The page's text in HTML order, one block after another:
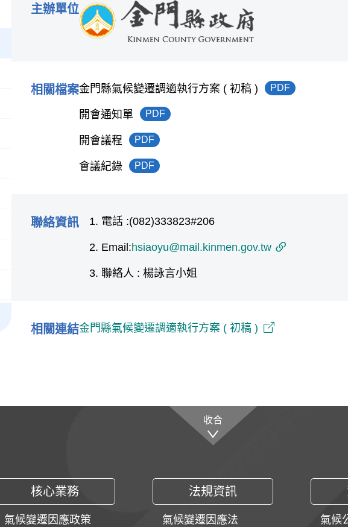
主辦單位
相關檔案金門縣氣候變遷調適執行方案 ( 初稿 ) PDF
開會通知單 PDF
開會議程 PDF
會議紀錄 PDF
聯絡資訊 電話 :(082)333823#206
Email:hsiaoyu@mail.kinmen.gov.tw
聯絡人 : 楊詠言小姐
相關連結金門縣氣候變遷調適執行方案 ( 初稿 )
收合
核心業務
氣候變遷因應政策
法規資訊
氣候變遷因應法
氣候